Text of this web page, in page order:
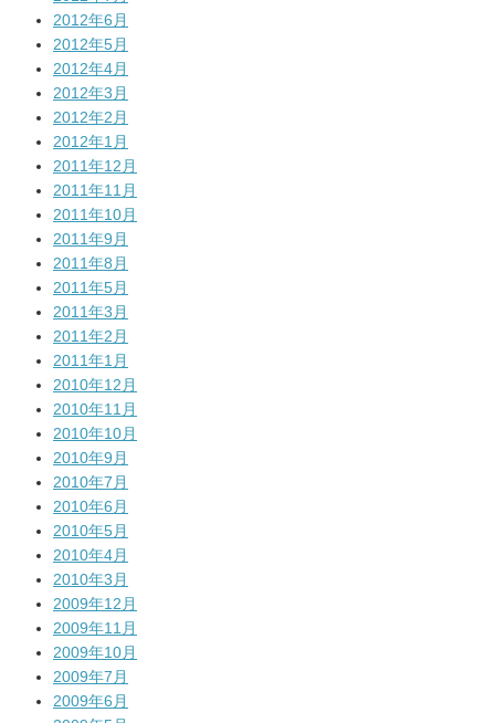
2012年6月
2012年5月
2012年4月
2012年3月
2012年2月
2012年1月
2011年12月
2011年11月
2011年10月
2011年9月
2011年8月
2011年5月
2011年3月
2011年2月
2011年1月
2010年12月
2010年11月
2010年10月
2010年9月
2010年7月
2010年6月
2010年5月
2010年4月
2010年3月
2009年12月
2009年11月
2009年10月
2009年7月
2009年6月